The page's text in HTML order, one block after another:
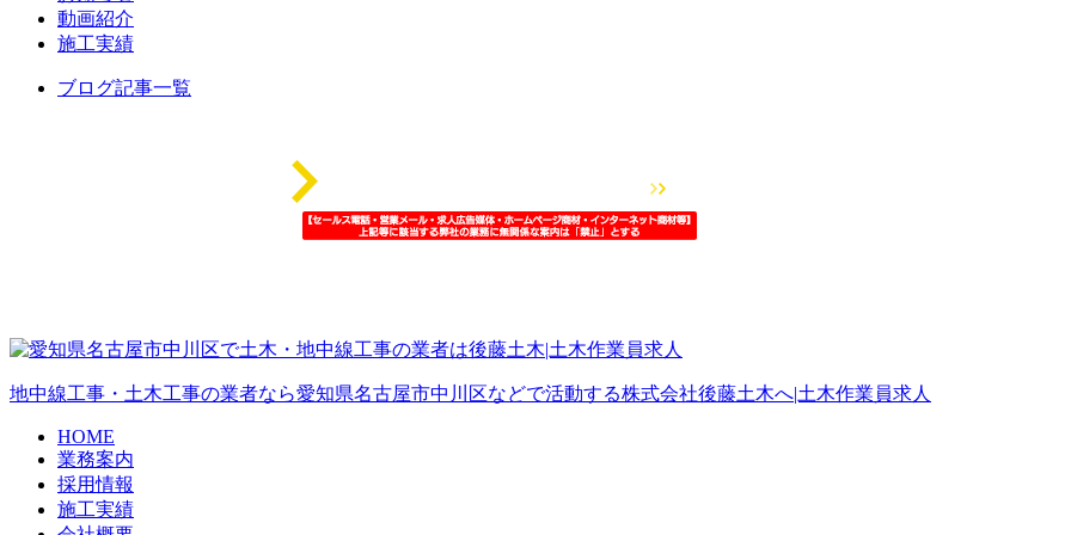
動画紹介
施工実績
ブログ記事一覧
地中線工事・土木工事の業者なら愛知県名古屋市中川区などで活動する株式会社後藤土木へ|土木作業員求人
HOME
業務案内
採用情報
施工実績